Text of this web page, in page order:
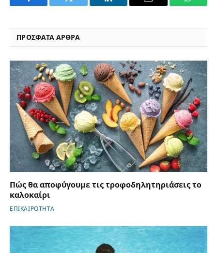
Facebook Twitter LinkedIn Email
ΠΡΟΣΦΑΤΑ ΑΡΘΡΑ
Πώς θα αποφύγουμε τις τροφοδηλητηριάσεις το
καλοκαίρι
ΕΠΙΚΑΙΡΟΤΗΤΑ